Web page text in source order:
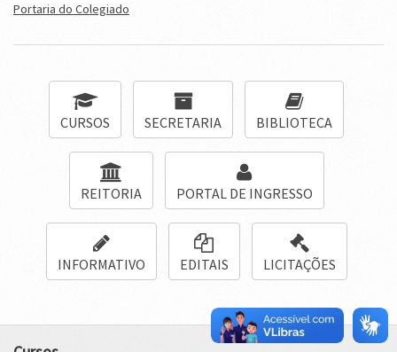
Portaria do Colegiado
CURSOS SECRETARIA BIBLIOTECA
REITORIA PORTAL DE INGRESSO
INFORMATIVO EDITAIS LICITAÇÕES